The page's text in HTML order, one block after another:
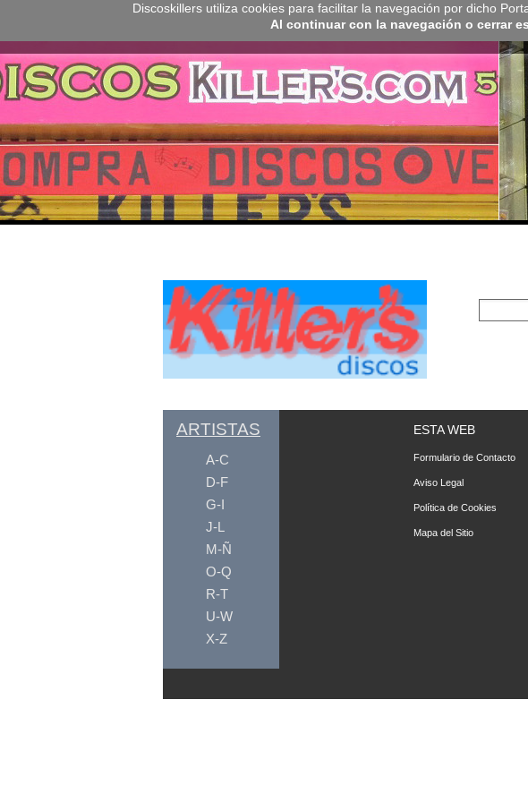
Discoskillers utiliza cookies para facilitar la navegación por dicho
Al continuar con la navegación o cerrar
ARTISTAS
A-C
D-F
G-I
J-L
M-Ñ
O-Q
R-T
U-W
X-Z
ESTA WEB
Formulario de Contacto
Aviso Legal
Política de Cookies
Mapa del Sitio